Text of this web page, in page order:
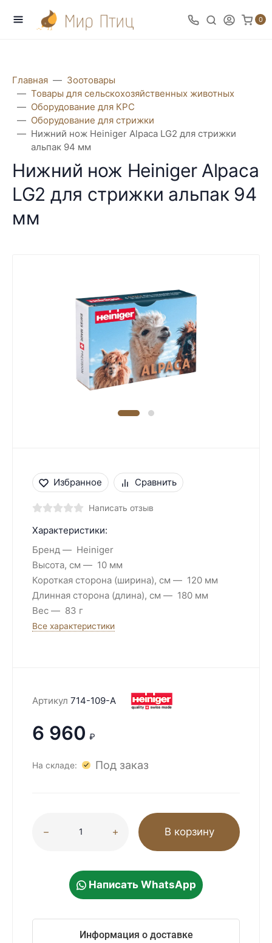
0
Главная
Зоотовары
Товары для сельскохозяйственных животных
Оборудование для КРС
Оборудование для стрижки
Нижний нож Heiniger Alpaca LG2 для стрижки
альпак 94 мм
Нижний нож Heiniger Alpaca
LG2 для стрижки альпак 94
мм
Избранное Сравнить
Написать отзыв
Характеристики:
Бренд
Heiniger
Высота, см
10 мм
Короткая сторона (ширина), см
120 мм
Длинная сторона (длина), см
180 мм
Вес
83 г
Все характеристики
Артикул 714-109-A
6 960 ₽
На складе: Под заказ
В корзину
Написать WhatsApp
Информация о доставке